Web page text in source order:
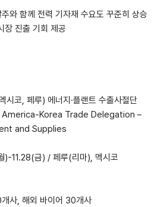
와 함께 전력 기자재 수요도 꾸준히 상승
장 진출 기회 제공
코, 페루) 에너지·플랜트 수출사절단
Korea Trade Delegation –
and Supplies
)-11.28(금) / 페루(리마), 멕시코
사, 해외 바이어 30개사